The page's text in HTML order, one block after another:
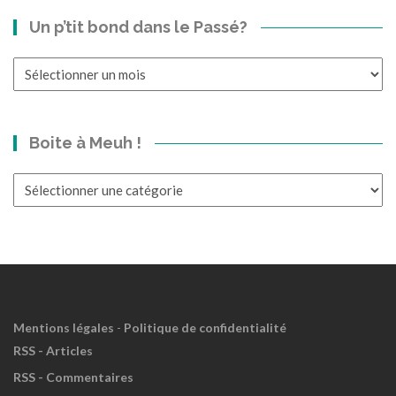
Un p’tit bond dans le Passé?
Un
Boite à Meuh !
Boite
Mentions légales - Politique de confidentialité
RSS - Articles
RSS - Commentaires